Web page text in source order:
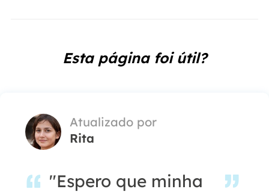
Esta página foi útil?
Atualizado por
Rita
"Espero que minha